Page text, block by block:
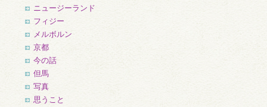
ニュージーランド
フィジー
メルボルン
京都
今の話
但馬
写真
思うこと